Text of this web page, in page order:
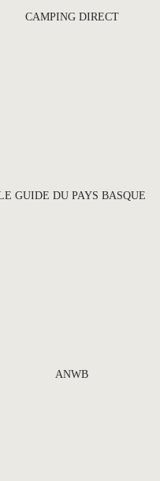
CAMPING DIRECT
GUIDE DU PAYS BASQUE
ANWB